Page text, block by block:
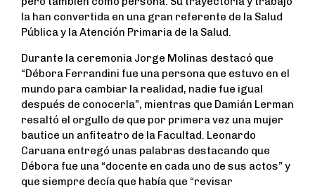
la han convertida en una gran referente de la Salud
Pública y la Atención Primaria de la Salud.
Durante la ceremonia Jorge Molinas destacó que
“Débora Ferrandini fue una persona que estuvo en el
mundo para cambiar la realidad, nadie fue igual
después de conocerla”, mientras que Damián Lerman
resaltó el orgullo de que por primera vez una mujer
bautice un anfiteatro de la Facultad. Leonardo
Caruana entregó unas palabras destacando que
Débora fue una “docente en cada uno de sus actos” y
que siempre decía que había que “revisar